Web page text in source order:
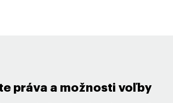
práva a možnosti voľby​